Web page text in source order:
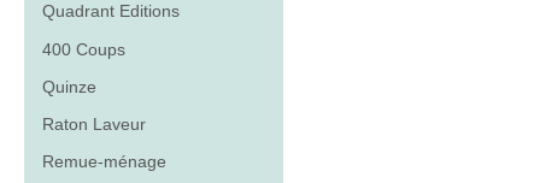
Quadrant Editions
400 Coups
Quinze
Raton Laveur
Remue-ménage